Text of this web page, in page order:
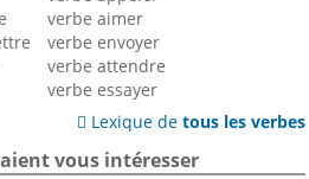
verbe aimer
verbe envoyer
verbe attendre
verbe essayer
 Lexique detous les verbes
vous intéresser